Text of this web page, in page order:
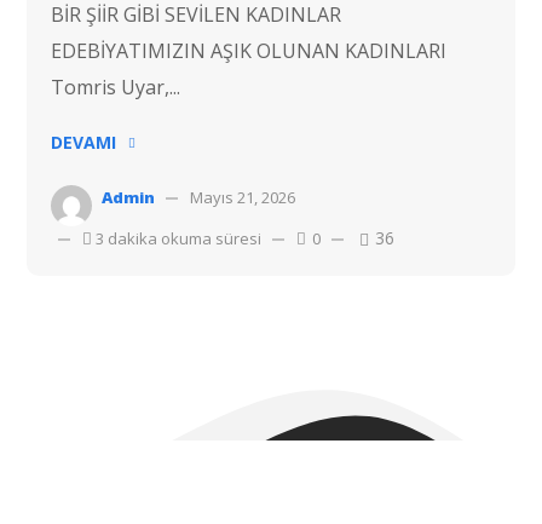
BİR ŞİİR GİBİ SEVİLEN KADINLAR
EDEBİYATIMIZIN AŞIK OLUNAN KADINLARI
Tomris Uyar,...
DEVAMI
Admin
Mayıs 21, 2026
3 dakika okuma süresi
0 36